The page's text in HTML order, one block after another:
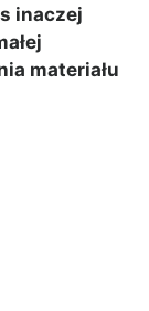
inaczej
materiału